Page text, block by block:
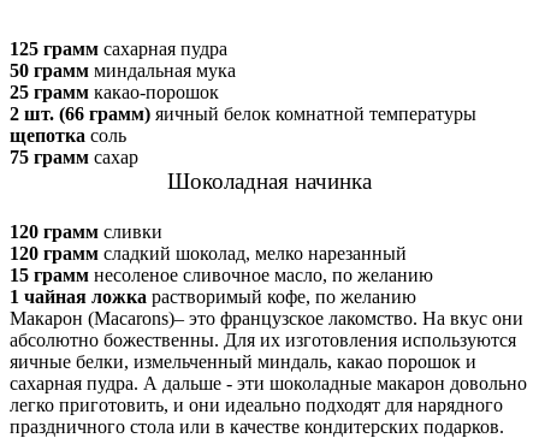
125 грамм сахарная пудра
50 грамм миндальная мука
25 грамм какао-порошок
2 шт. (66 грамм) яичный белок комнатной температуры
щепотка соль
75 грамм сахар
Шоколадная начинка
120 грамм сливки
120 грамм сладкий шоколад, мелко нарезанный
15 грамм несоленое сливочное масло, по желанию
1 чайная ложка растворимый кофе, по желанию
Макарон (Macarons)– это французское лакомство. На вкус они
абсолютно божественны. Для их изготовления используются
яичные белки, измельченный миндаль, какао порошок и
сахарная пудра. А дальше - эти шоколадные макарон довольно
легко приготовить, и они идеально подходят для нарядного
праздничного стола или в качестве кондитерских подарков.